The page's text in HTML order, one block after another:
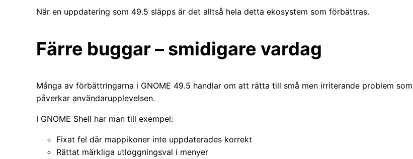
När en uppdatering som 49.5 släpps är det alltså hela detta ekosystem som förbättras.
Färre buggar – smidigare vardag
Många av förbättringarna i GNOME 49.5 handlar om att rätta till små men irriterande problem som
påverkar användarupplevelsen.
I GNOME Shell har man till exempel:
Fixat fel där mappikoner inte uppdaterades korrekt
Rättat märkliga utloggningsval i menyer